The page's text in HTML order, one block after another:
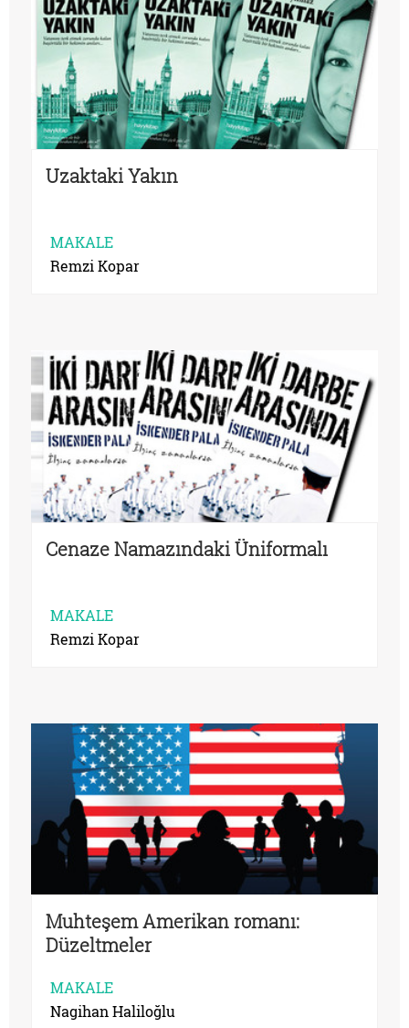
Uzaktaki Yakın
MAKALE
Remzi Kopar
Cenaze Namazındaki Üniformalı
MAKALE
Remzi Kopar
Muhteşem Amerikan romanı:
Düzeltmeler
MAKALE
Nagihan Haliloğlu